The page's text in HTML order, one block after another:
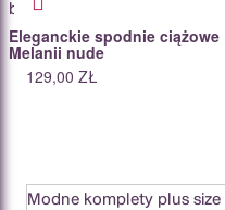
Eleganckie spodnie ciążowe
Melanii nude
129,00 ZŁ
Modne komplety plus